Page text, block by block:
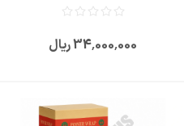
34٬000٬000 ریال
مقایسه